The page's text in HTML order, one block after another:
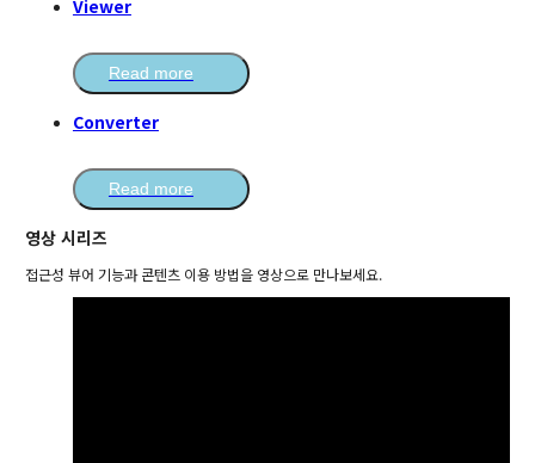
Viewer
Read more
Converter
Read more
영상 시리즈
접근성 뷰어 기능과 콘텐츠 이용 방법을 영상으로 만나보세요.